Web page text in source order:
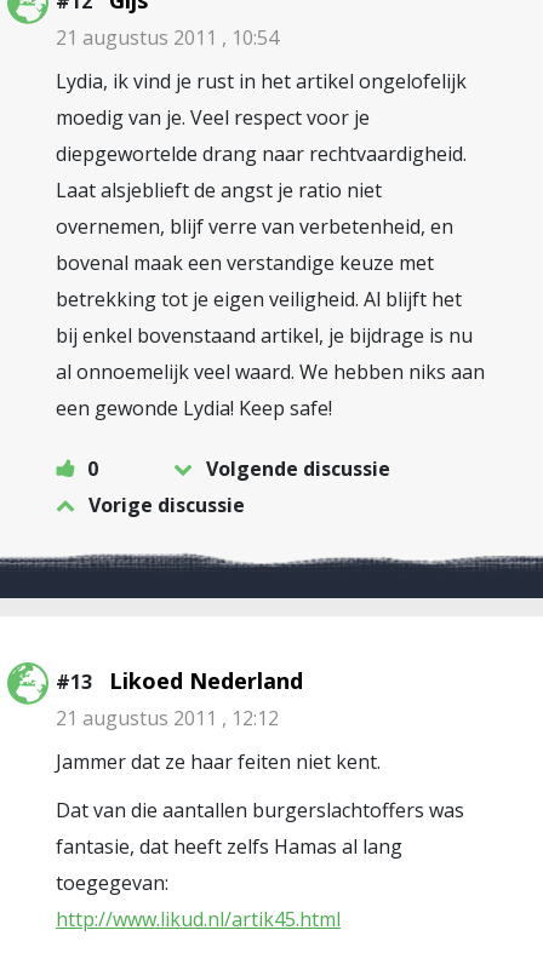
21 augustus 2011 , 10:54
Lydia, ik vind je rust in het artikel ongelofelijk
moedig van je. Veel respect voor je
diepgewortelde drang naar rechtvaardigheid.
Laat alsjeblieft de angst je ratio niet
overnemen, blijf verre van verbetenheid, en
bovenal maak een verstandige keuze met
betrekking tot je eigen veiligheid. Al blijft het
bij enkel bovenstaand artikel, je bijdrage is nu
al onnoemelijk veel waard. We hebben niks aan
een gewonde Lydia! Keep safe!
0
Volgende discussie
Vorige discussie
#13 Likoed Nederland
21 augustus 2011 , 12:12
Jammer dat ze haar feiten niet kent.
Dat van die aantallen burgerslachtoffers was
fantasie, dat heeft zelfs Hamas al lang
toegegevan:
http://www.likud.nl/artik45.html